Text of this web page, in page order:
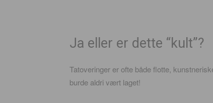
Ja eller er dette “kult”?
Tatoveringer er ofte både flotte,
burde aldri vært laget!